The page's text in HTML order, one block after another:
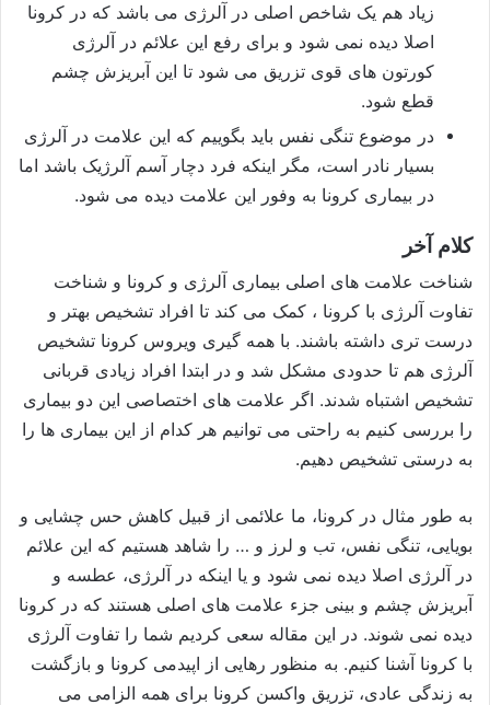
زیاد هم یک شاخص اصلی در آلرژی می باشد که در کرونا
اصلا دیده نمی شود و برای رفع این علائم در آلرژی
کورتون های قوی تزریق می شود تا این آبریزش چشم
قطع شود.
در موضوع تنگی نفس باید بگوییم که این علامت در آلرژی
بسیار نادر است، مگر اینکه فرد دچار آسم آلرژیک باشد اما
در بیماری کرونا به وفور این علامت دیده می شود.
کلام آخر
شناخت علامت های اصلی بیماری آلرژی و کرونا و شناخت
تفاوت آلرژی با کرونا ، کمک می کند تا افراد تشخیص بهتر و
درست تری داشته باشند. با همه گیری ویروس کرونا تشخیص
آلرژی هم تا حدودی مشکل شد و در ابتدا افراد زیادی قربانی
تشخیص اشتباه شدند. اگر علامت های اختصاصی این دو بیماری
را بررسی کنیم به راحتی می توانیم هر کدام از این بیماری ها را
به درستی تشخیص دهیم.
به طور مثال در کرونا، ما علائمی از قبیل کاهش حس چشایی و
بویایی، تنگی نفس، تب و لرز و … را شاهد هستیم که این علائم
در آلرژی اصلا دیده نمی شود و یا اینکه در آلرژی، عطسه و
آبریزش چشم و بینی جزء علامت های اصلی هستند که در کرونا
دیده نمی شوند. در این مقاله سعی کردیم شما را تفاوت آلرژی
با کرونا آشنا کنیم. به منظور رهایی از اپیدمی کرونا و بازگشت
به زندگی عادی، تزریق واکسن کرونا برای همه الزامی می